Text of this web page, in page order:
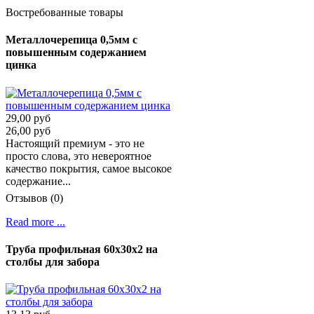
Востребованные товары
Металлочерепица 0,5мм с
повышенным содержанием
цинка
29,00 руб
26,00 руб
Настоящий премиум - это не
просто слова, это невероятное
качество покрытия, самое высокое
содержание...
Отзывов (0)
Read more ...
Труба профильная 60х30х2 на
столбы для забора